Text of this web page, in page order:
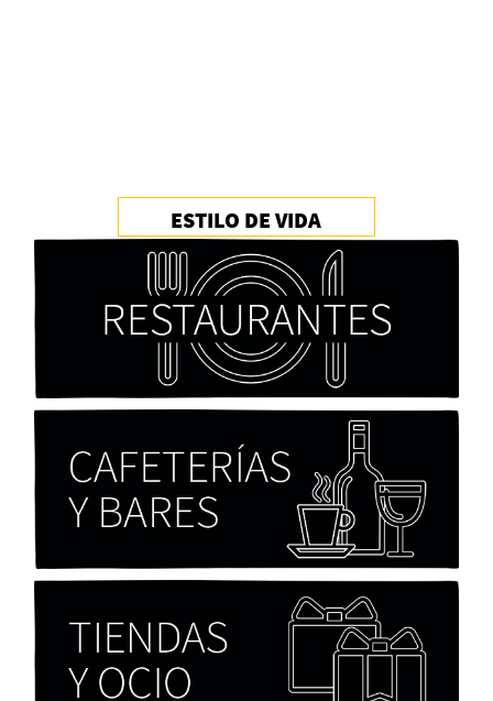
Cocaína Negra de Cristóbal Valenzuela Berríos
Paloma Pulisci
Chicas tristes de Fernanda Tovar
ESTILO DE VIDA